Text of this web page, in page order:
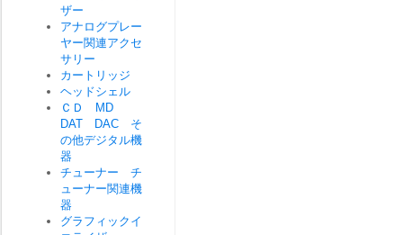
ザー
アナログプレー
ヤー関連アクセ
サリー
カートリッジ
ヘッドシェル
ＣＤ MD
DAT DAC そ
の他デジタル機
器
チューナー チ
ューナー関連機
器
グラフィックイ